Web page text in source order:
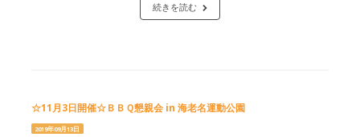
続きを読む
☆11月3日開催☆ＢＢＱ懇親会 in 海老名運動公園
2019年09月13日